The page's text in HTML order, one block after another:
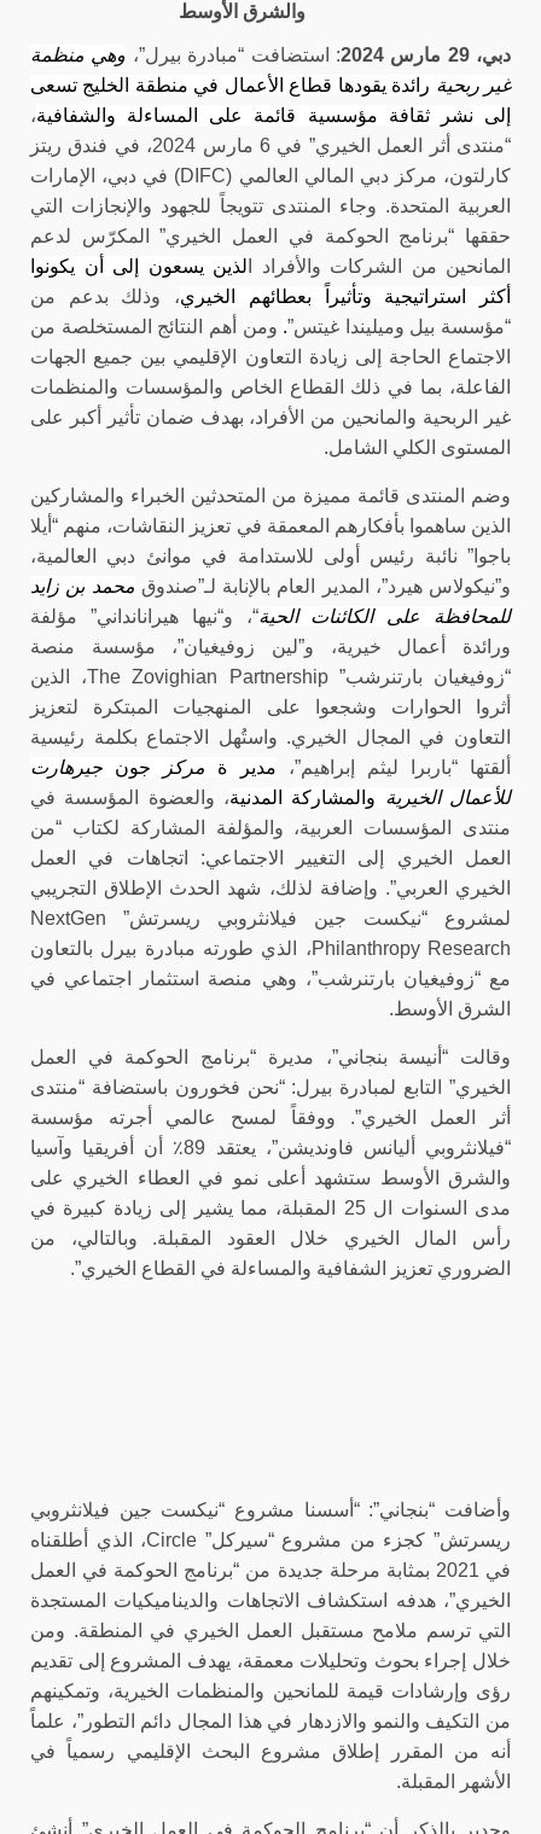
والشرق الأوسط
دبي، 29 مارس 2024 : استضافت “مبادرة بيرل”، وهي منظمة
غير ربحية رائدة يقودها قطاع الأعمال في منطقة الخليج تسعى
إلى نشر ثقافة مؤسسية قائمة على المساءلة والشفافية،
“
منتدى أثر العمل الخيري” في 6 مارس 2024، في فندق ريتز
كارلتون، مركز دبي المالي العالمي (DIFC) في دبي، الإمارات
العربية المتحدة. وجاء المنتدى تتويجاً للجهود والإنجازات التي
حققها “برنامج الحوكمة في العمل الخيري” المكرّس لدعم
المانحين من الشركات و الأفراد ا لذين يسعون إلى أن يكونوا
أكثر استراتيجية وتأثيراً بعطائهم الخيري، وذلك بدعم من
“مؤسسة بيل وميليندا غيتس”. ومن أهم النتائج المستخلصة من
الاجتماع الحاجة إلى زيادة التعاون الإقليمي بين جميع الجهات
الفاعلة، بما في ذلك القطاع الخاص والمؤسسات والمنظمات
غير الربحية والمانحين من الأفراد، بهدف ضمان تأثير أكبر على
المستوى الكلي الشامل.
وضم المنتدى قائمة مميزة من المتحدثين الخبراء والمشاركين
الذين ساهموا بأفكارهم المعمقة في تعزيز النقاشات، منهم “أيلا
باجوا” نائبة رئيس أولى للاستدامة في موانئ دبي العالمية،
و”نيكولاس هيرد”، المدير العام بالإنابة لـ”صندوق محمد بن زايد
للمحافظة على الكائنات الحية“، و“نيها هيرانانداني” مؤلفة
ورائدة أعمال خيرية، و”لين زوفيغيان”، مؤسسة منصة
“زوفيغيان بارتنرشب”The Zovighian Partnership،
الذين
أثروا الحوارات وشجعوا على المنهجيات المبتكرة لتعزيز
التعاون في المجال الخيري. و استُهل الاجتماع بكلمة رئيسية
ألقتها “باربرا ليثم إبراهيم”، مدير ة مركز جون جيرهارت
للأعمال الخيرية والمشاركة المدنية، والعضوة المؤسسة في
منتدى المؤسسات العربية، والمؤلفة المشاركة لكتاب “من
العمل الخيري إلى التغيير الاجتماعي: اتجاهات في العمل
الخيري العربي”. وإضافة لذلك، شهد الحدث الإطلاق التجريبي
لمشروع “نيكست جين فيلانثروبي ريسرتش” NextGen
Philanthropy Research، الذي طورته مبادرة بيرل بالتعاون
مع “زوفيغيان بارتنرشب”، وهي منصة استثمار اجتماعي في
الشرق الأوسط.
وقالت “أنيسة بنجاني”، مديرة “برنامج الحوكمة في العمل
الخيري” التابع لمبادرة بيرل: “نحن فخورون باستضافة “منتدى
أثر العمل الخيري”. ووفقاً لمسح عالمي أجرته مؤسسة
“فيلانثروبي أليانس فاونديشن”
، يعتقد 89٪ أن أفريقيا وآسيا
والشرق الأوسط ستشهد أعلى نمو في العطاء الخيري على
مدى السنوات ال 25 المقبلة، مما يشير إلى زيادة كبيرة في
رأس المال الخيري خلال العقود المقبلة. وبالتالي، من
الضروري تعزيز الشفافية والمساءلة في القطاع الخيري”.
وأضافت “بنجاني”: “أسسنا مشروع “نيكست جين فيلانثروبي
ريسرتش” كجزء من مشروع “سيركل” Circle، الذي أطلقناه
في 2021 بمثابة مرحلة جديدة من “برنامج الحوكمة في العمل
الخيري”، هدفه استكشاف الاتجاهات والديناميكيات المستجدة
التي ترسم ملامح مستقبل العمل الخيري في المنطقة. ومن
خلال إجراء بحوث وتحليلات معمقة، يهدف المشروع إلى تقديم
رؤى وإرشادات قيمة للمانحين والمنظمات الخيرية، وتمكينهم
من التكيف والنمو والازدهار في هذا المجال دائم التطور”، علماً
أنه من المقرر إطلاق مشروع البحث الإقليمي رسمياً في
الأشهر المقبلة.
وجدير بالذكر أن “برنامج الحوكمة في العمل الخيري” أنشئ